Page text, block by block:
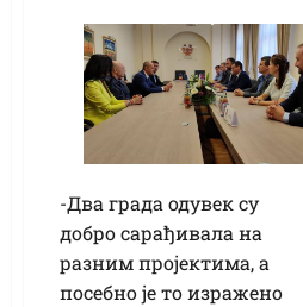
-Два града одувек су
добро сарађивала на
разним пројектима, а
посебно је то изражено